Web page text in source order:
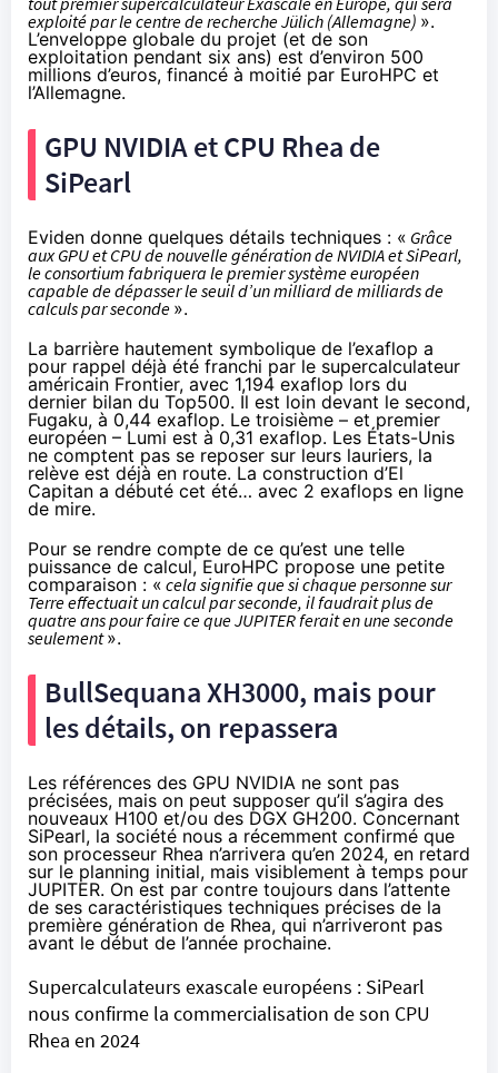
exploité par le centre de recherche Jülich (Allemagne) ».
L’enveloppe globale du projet (et de son
exploitation pendant six ans) est d’environ 500
millions d’euros, financé à moitié par EuroHPC et
l’Allemagne.
GPU NVIDIA et CPU Rhea de
SiPearl
Eviden donne quelques détails techniques : « Grâce
aux GPU et CPU de nouvelle génération de NVIDIA et SiPearl,
le consortium fabriquera le premier système européen
capable de dépasser le seuil d’un milliard de milliards de
calculs par seconde ».
La barrière hautement symbolique de l’exaflop a
pour rappel déjà été franchi par le supercalculateur
américain Frontier, avec 1,194 exaflop lors du
dernier bilan du Top500. Il est loin devant le second,
Fugaku, à 0,44 exaflop. Le troisième – et premier
européen – Lumi est à 0,31 exaflop. Les États-Unis
ne comptent pas se reposer sur leurs lauriers, la
relève est déjà en route. La construction d’El
Capitan a débuté cet été… avec 2 exaflops en ligne
de mire.
Pour se rendre compte de ce qu’est une telle
puissance de calcul, EuroHPC propose une petite
comparaison : « cela signifie que si chaque personne sur
Terre effectuait un calcul par seconde, il faudrait plus de
quatre ans pour faire ce que JUPITER ferait en une seconde
seulement».
BullSequana XH3000, mais pour
les détails, on repassera
Les références des GPU NVIDIA ne sont pas
précisées, mais on peut supposer qu’il s’agira des
nouveaux H100 et/ou des DGX GH200. Concernant
SiPearl, la société nous a récemment confirmé que
son processeur Rhea n’arrivera qu’en 2024, en retard
sur le planning initial, mais visiblement à temps pour
JUPITER. On est par contre toujours dans l’attente
de ses caractéristiques techniques précises de la
première génération de Rhea, qui n’arriveront pas
avant le début de l’année prochaine.
Supercalculateurs exascale européens : SiPearl
nous confirme la commercialisation de son CPU
Rhea en 2024